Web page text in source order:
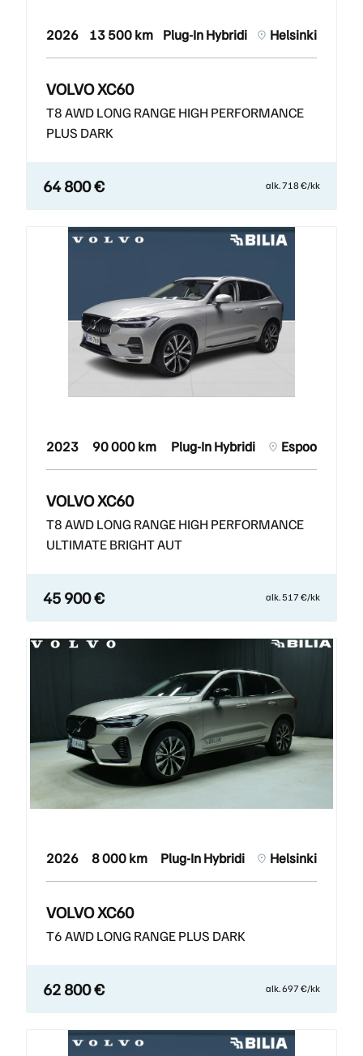
2026 13 500 km Plug-In Hybridi Helsinki
VOLVO XC60
T8 AWD LONG RANGE HIGH PERFORMANCE
PLUS DARK
64 800 € alk. 718 €/kk
2023 90 000 km Plug-In Hybridi Espoo
VOLVO XC60
T8 AWD LONG RANGE HIGH PERFORMANCE
ULTIMATE BRIGHT AUT
45 900 € alk. 517 €/kk
2026 8 000 km Plug-In Hybridi Helsinki
VOLVO XC60
T6 AWD LONG RANGE PLUS DARK
62 800 € alk. 697 €/kk